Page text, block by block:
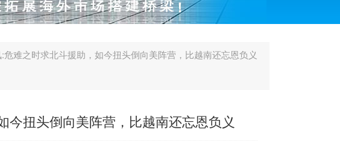
危难之时求北斗援助，如今扭头倒向美阵营，比越南还忘恩负义
今扭头倒向美阵营，比越南还忘恩负义